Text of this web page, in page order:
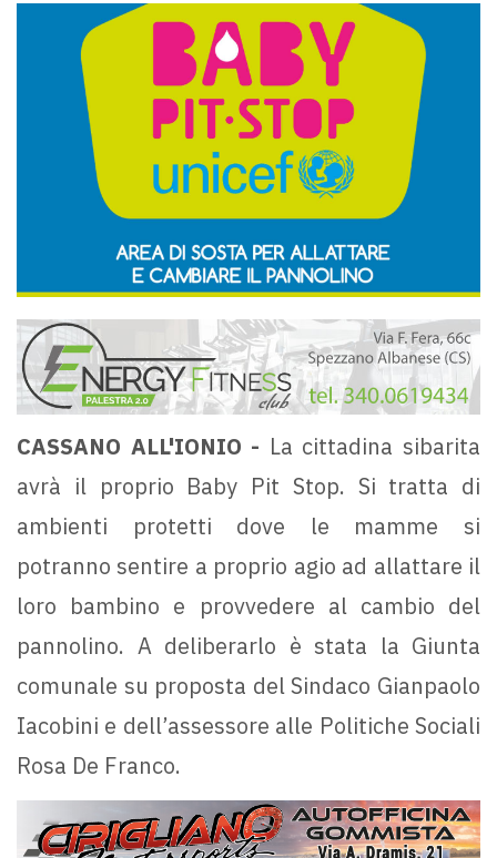
CASSANO ALL'IONIO - La cittadina sibarita
avrà il proprio Baby Pit Stop. Si tratta di
ambienti protetti dove le mamme si
potranno sentire a proprio agio ad allattare il
loro bambino e provvedere al cambio del
pannolino. A deliberarlo è stata la Giunta
comunale su proposta del Sindaco Gianpaolo
Iacobini e dell’assessore alle Politiche Sociali
Rosa De Franco.